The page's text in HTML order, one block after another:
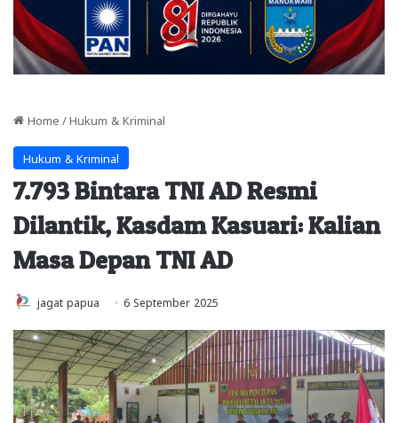
Home / Hukum & Kriminal
Hukum & Kriminal
7.793 Bintara TNI AD Resmi
Dilantik, Kasdam Kasuari: Kalian
Masa Depan TNI AD
jagat papua 6 September 2025